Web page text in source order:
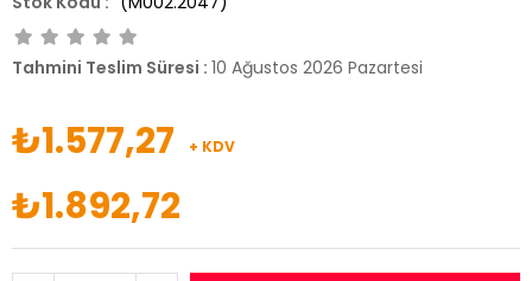
Tahmini Teslim Süresi : 10 Ağustos 2026 Pazartesi
₺1.577,27 + KDV
₺1.892,72